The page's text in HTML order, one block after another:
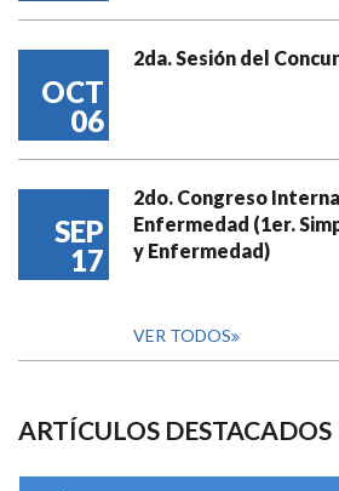
OCT
06
2da. Sesión del
SEP
17
2do. Congreso
Enfermedad (1er.
y Enfermedad)
VER TODOS
ARTÍCULOS DESTACADOS